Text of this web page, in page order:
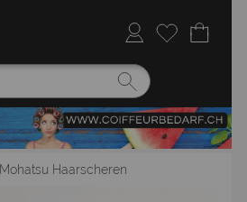
Mohatsu Haarscheren